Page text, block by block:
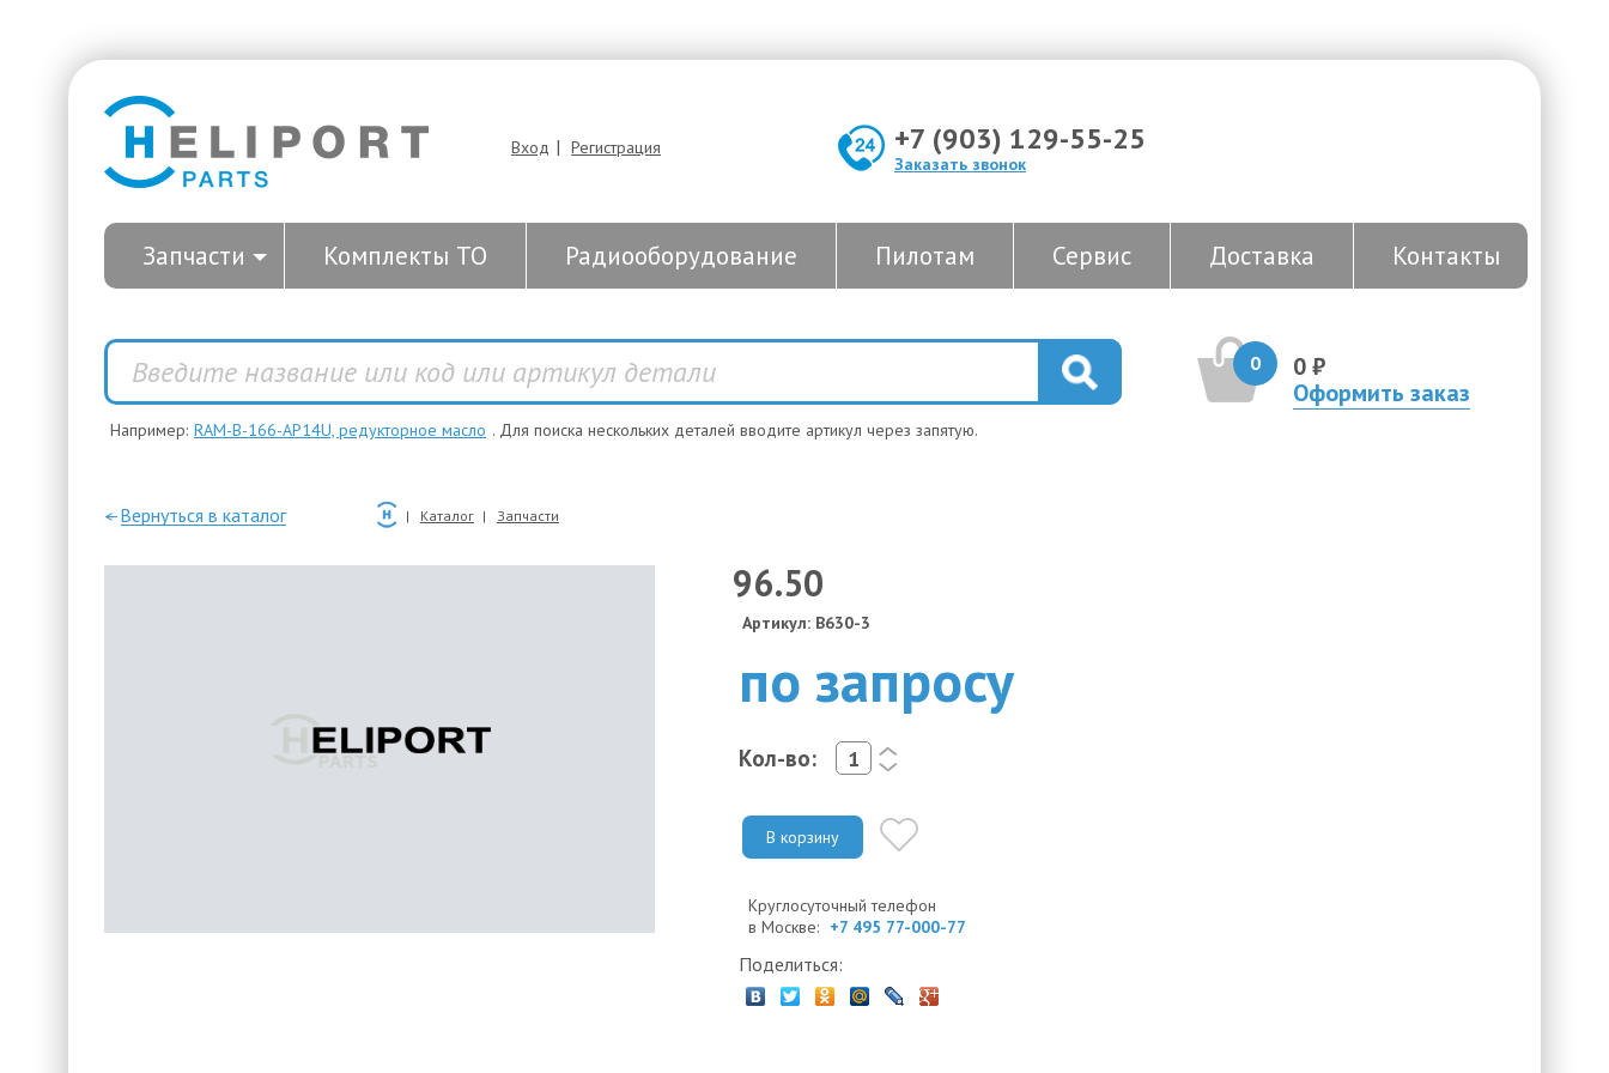
Вход | Регистрация +7 (903) 129-55-25
Заказать звонок
Запчасти Комплекты ТО Радиооборудование Пилотам Сервис Доставка Контакты
0
0 ₽
Оформить заказ
Например: RAM-B-166-AP14U, редукторное масло . Для поиска нескольких деталей вводите артикул через запятую.
—Вернуться в каталог Каталог Запчасти
96.50
Артикул: B630-3
по запросу
Кол-во:
<
>
В корзину
Круглосуточный телефон
в Москве: +7 495 77-000-77
Поделиться: